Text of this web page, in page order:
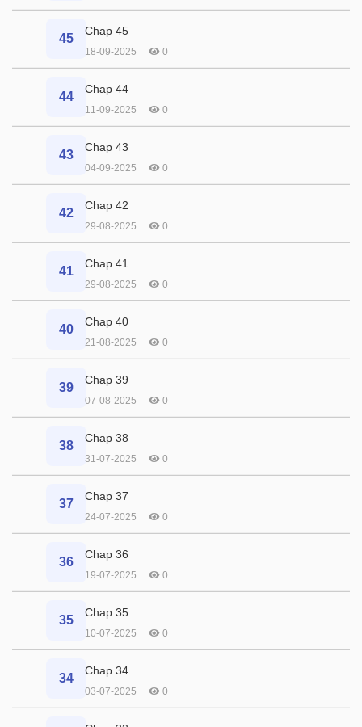
45
Chap 45
18-09-2025 0
44
Chap 44
11-09-2025 0
43
Chap 43
04-09-2025 0
42
Chap 42
29-08-2025 0
41
Chap 41
29-08-2025 0
40
Chap 40
21-08-2025 0
39
Chap 39
07-08-2025 0
38
Chap 38
31-07-2025 0
37
Chap 37
24-07-2025 0
36
Chap 36
19-07-2025 0
35
Chap 35
10-07-2025 0
34
Chap 34
03-07-2025 0